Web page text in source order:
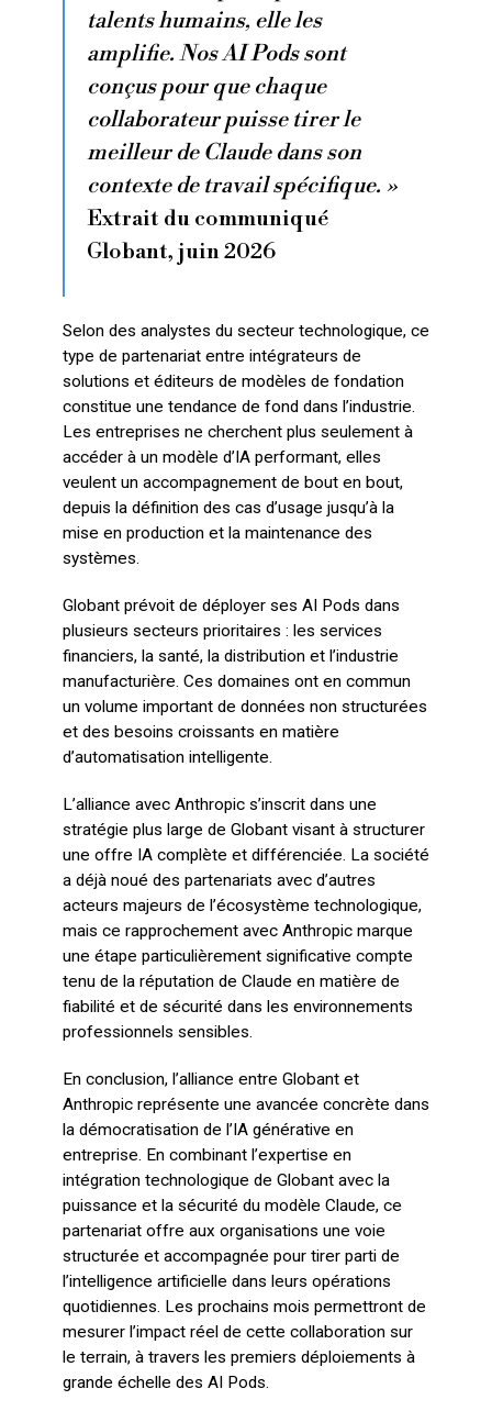
talents humains, elle les
amplifie. Nos AI Pods sont
conçus pour que chaque
collaborateur puisse tirer le
meilleur de Claude dans son
contexte de travail spécifique. »
Extrait du communiqué
Globant, juin 2026
Selon des analystes du secteur technologique, ce
type de partenariat entre intégrateurs de
solutions et éditeurs de modèles de fondation
constitue une tendance de fond dans l’industrie.
Les entreprises ne cherchent plus seulement à
accéder à un modèle d’IA performant, elles
veulent un accompagnement de bout en bout,
depuis la définition des cas d’usage jusqu’à la
mise en production et la maintenance des
systèmes.
Globant prévoit de déployer ses AI Pods dans
plusieurs secteurs prioritaires : les services
financiers, la santé, la distribution et l’industrie
manufacturière. Ces domaines ont en commun
un volume important de données non structurées
et des besoins croissants en matière
d’automatisation intelligente.
L’alliance avec Anthropic s’inscrit dans une
stratégie plus large de Globant visant à structurer
une offre IA complète et différenciée. La société
a déjà noué des partenariats avec d’autres
acteurs majeurs de l’écosystème technologique,
mais ce rapprochement avec Anthropic marque
une étape particulièrement significative compte
tenu de la réputation de Claude en matière de
fiabilité et de sécurité dans les environnements
professionnels sensibles.
En conclusion, l’alliance entre Globant et
Anthropic représente une avancée concrète dans
la démocratisation de l’IA générative en
entreprise. En combinant l’expertise en
intégration technologique de Globant avec la
puissance et la sécurité du modèle Claude, ce
partenariat offre aux organisations une voie
structurée et accompagnée pour tirer parti de
l’intelligence artificielle dans leurs opérations
quotidiennes. Les prochains mois permettront de
mesurer l’impact réel de cette collaboration sur
le terrain, à travers les premiers déploiements à
grande échelle des AI Pods.